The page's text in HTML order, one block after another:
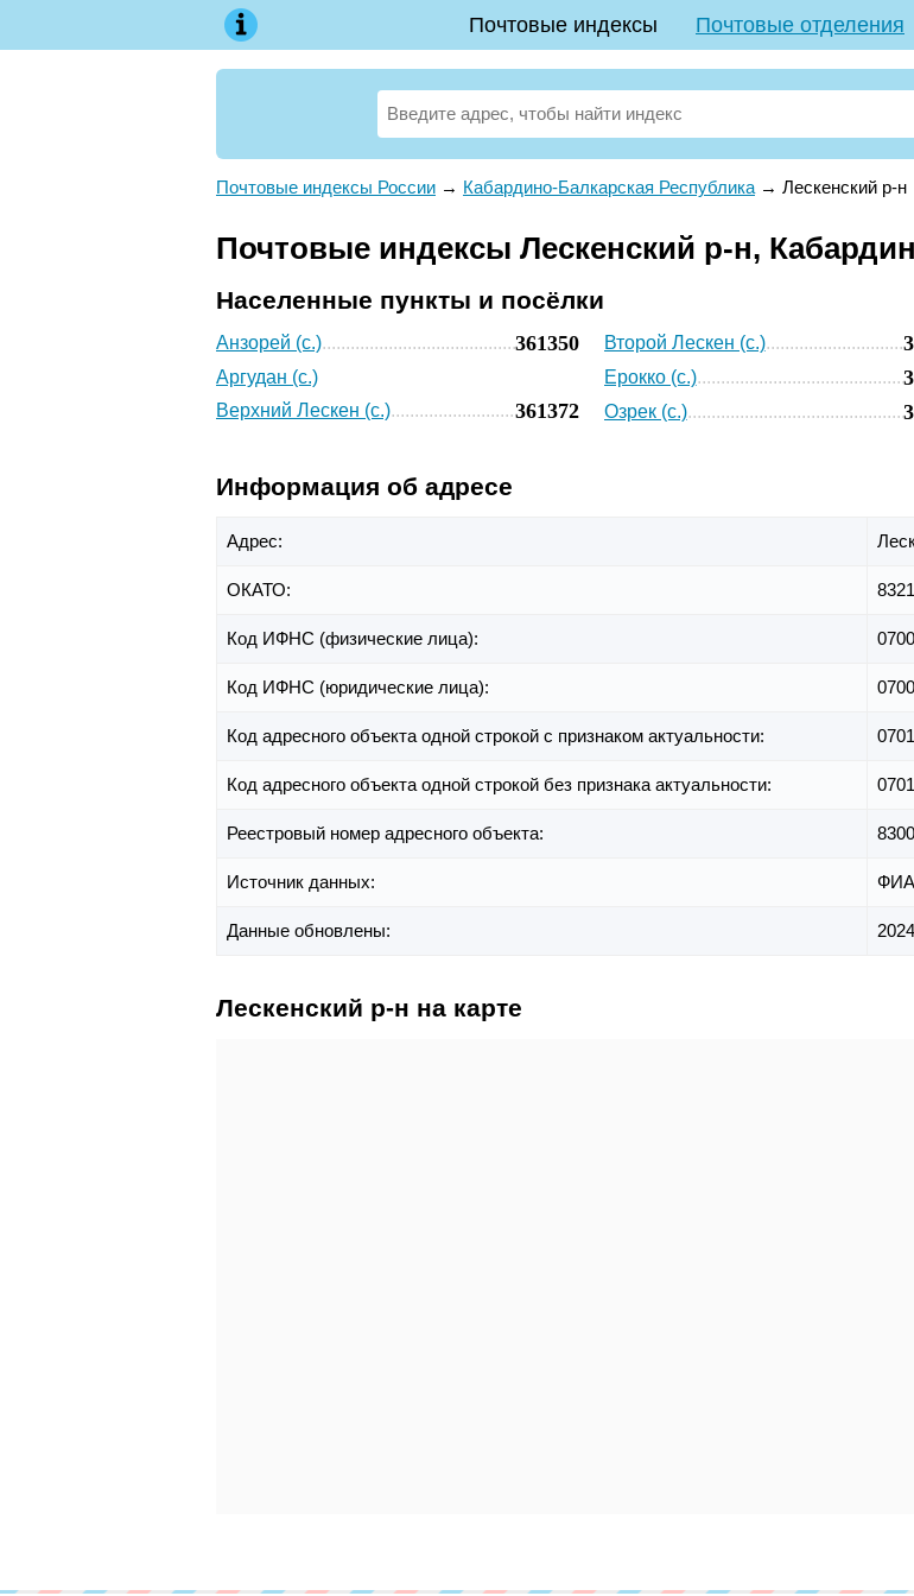
Почтовые индексы Почтовые отделения
Почтовые индексы России → Кабардино-Балкарская Республика → Лескенский р-н
Почтовые индексы Лескенский р-н,
Населенные пункты и посёлки
Анзорей (с.) 361350
Аргудан (с.)
Верхний Лескен (с.)
361372
Второй Лескен (с.)
Ерокко (с.)
Озрек (с.)
Информация об адресе
Адрес:
ОКАТО:
Код ИФНС (физические лица): 0700
Код ИФНС (юридические лица): 0700
Код адресного объекта одной строкой с признаком актуальности:
Код адресного объекта одной строкой без признака актуальности:
Реестровый номер адресного объекта:
Источник данных:
Данные обновлены:
Лескенский р-н на карте